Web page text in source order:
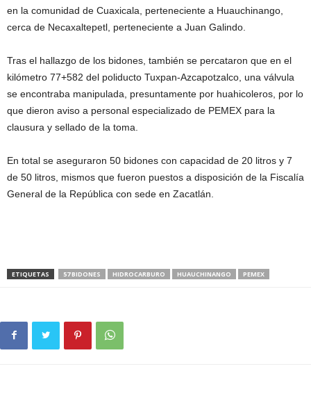
en la comunidad de Cuaxicala, perteneciente a Huauchinango,
cerca de Necaxaltepetl, perteneciente a Juan Galindo.
Tras el hallazgo de los bidones, también se percataron que en el
kilómetro 77+582 del poliducto Tuxpan-Azcapotzalco, una válvula
se encontraba manipulada, presuntamente por huahicoleros, por lo
que dieron aviso a personal especializado de PEMEX para la
clausura y sellado de la toma.
En total se aseguraron 50 bidones con capacidad de 20 litros y 7
de 50 litros, mismos que fueron puestos a disposición de la Fiscalía
General de la República con sede en Zacatlán.
ETIQUETAS 57 BIDONES HIDROCARBURO HUAUCHINANGO PEMEX